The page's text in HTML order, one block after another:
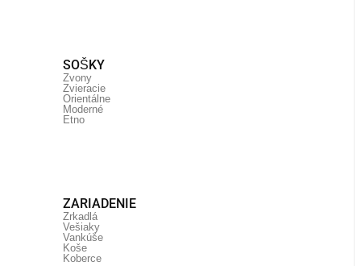
SOŠKY
Zvony
Zvieracie
Orientálne
Moderné
Etno
ZARIADENIE
Zrkadlá
Vešiaky
Vankúše
Koše
Koberce